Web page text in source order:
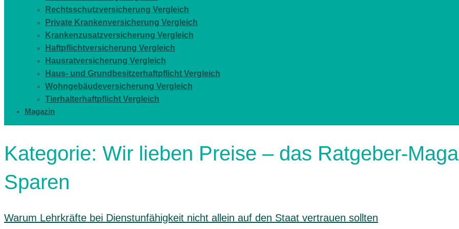
Rechtsschutzversicherung Vergleich
Private Krankenversicherung Vergleich
Krankenzusatzversicherung Vergleich
Haftpflichtversicherung Vergleich
Hausratversicherung Vergleich
Haus- und Grundbesitzerhaftpflicht Vergleich
Wohngebäudeversicherung Vergleich
Tierhalterhaftpflicht Vergleich
Magazin
Kategorie: Wir lieben Preise – das Ratgeber-
Sparen
Warum Lehrkräfte bei Dienstunfähigkeit nicht allein auf den Staat vertrauen sollten